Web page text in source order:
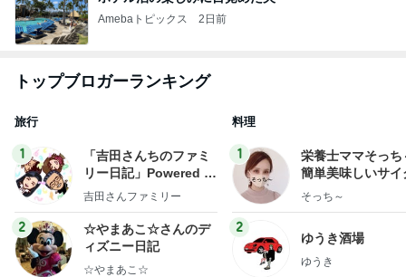
Amebaトピックス 2日前
トップブロガーランキング
旅行
1
「吉田さんちのファミ
リー日記」Powered b
y Ameba 吉田さんファ
ログ
吉田さんファミリー
2
☆やまあこ☆さんのデ
ィズニー日記
☆やまあこ☆
料理
1
栄養士ママそっち
簡単美味しいサイ
献立
そっち～
2
ゆうき酒場
ゆうき